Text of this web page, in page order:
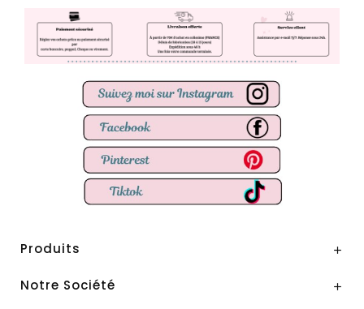
Produits 
Notre Société 